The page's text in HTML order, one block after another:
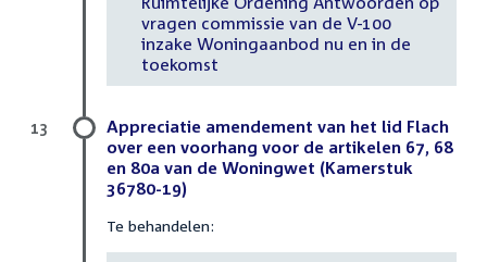
vragen commissie van de V-100
inzake Woningaanbod nu en in de
toekomst
Appreciatie amendement van het lid Flach
over een voorhang voor de artikelen 67, 68
en 80a van de Woningwet (Kamerstuk
36780-19)
Te behandelen:
13